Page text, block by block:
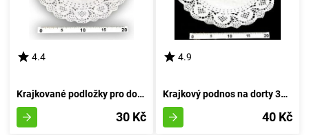
4.4
Krajkované podložky pro dorty 24 cm 8 kusů
30 Kč
4.9
Krajkový podnos na dorty 32 cm s 8 kusy
40 Kč